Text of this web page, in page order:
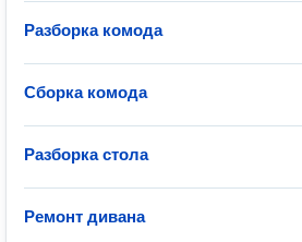
Разборка комода
Сборка комода
Разборка стола
Ремонт дивана